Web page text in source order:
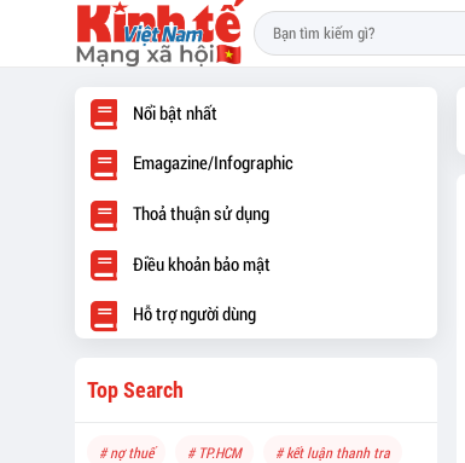
Nổi bật nhất
Emagazine/Infographic
Thoả thuận sử dụng
Điều khoản bảo mật
Hỗ trợ người dùng
Top Search
# nợ thuế # TP.HCM # kết luận thanh tra